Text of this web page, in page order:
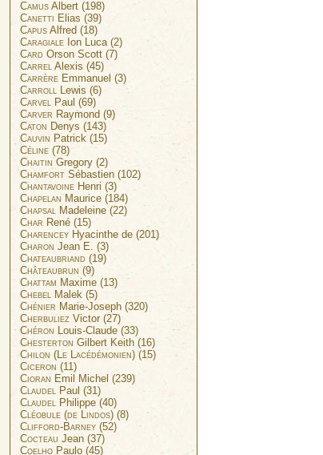
Camus Albert (198)
Canetti Elias (39)
Capus Alfred (18)
Caragiale Ion Luca (2)
Card Orson Scott (7)
Carrel Alexis (45)
Carrère Emmanuel (3)
Carroll
Lewis (6)
Carvel Paul (69)
Carver Raymond (9)
Caton Denys (143)
Cauvin Patrick (15)
Céline (78)
Chaitin Gregory (2)
Chamfort Sébastien (102)
Chantavoine Henri (3)
Chapelan Maurice (184)
Chapsal Madeleine (22)
Char René (15)
Charencey Hyacinthe de (201)
Charon Jean E. (3)
Chateaubriand (19)
Châteaubrun (9)
Chattam Maxime (13)
Chebel Malek (5)
Chénier Marie-Joseph (320)
Cherbuliez Victor (27)
Chéron Louis-Claude (33)
Chesterton Gilbert Keith (16)
Chilon (Le Lacédémonien) (15)
Ciceron (11)
Cioran Emil Michel (239)
Claudel Paul (31)
Claudel Philippe (40)
Cléobule (de Lindos) (8)
Clifford-Barney (52)
Cocteau Jean (37)
Coelho Paulo (45)